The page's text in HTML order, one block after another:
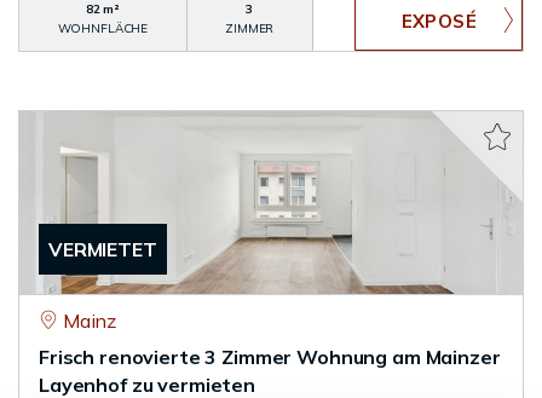
82 m²
WOHNFLÄCHE
3
ZIMMER
VERMIETET
Mainz
Frisch renovierte 3 Zimmer Wohnung am Mainzer
Layenhof zu vermieten